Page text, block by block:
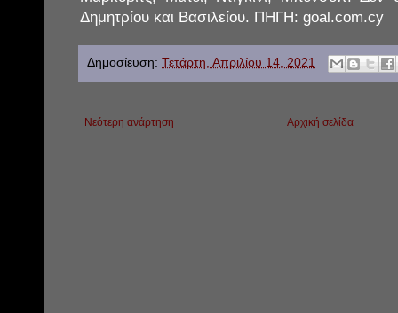
Δημητρίου και Βασιλείου. ΠΗΓΗ: goal.com.cy
Δημοσίευση: Τετάρτη, Απριλίου 14, 2021
Νεότερη ανάρτηση Αρχική σελίδα